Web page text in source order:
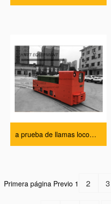
a prueba de llamas locomotoras en minería Fábrica
Primera página Previo 1 2 3